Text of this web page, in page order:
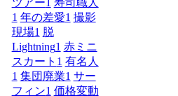
ツアー1 寿司職人
1 年の差愛1 撮影
現場1 脱
Lightning1 赤ミニ
スカート 1 有名人
1 集団廃業1 サー
フィン1 価格変動